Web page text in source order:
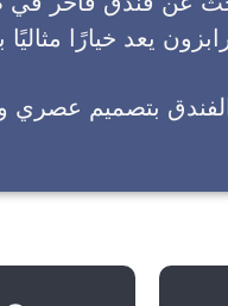
يعد خيارًا
بتصميم عصري